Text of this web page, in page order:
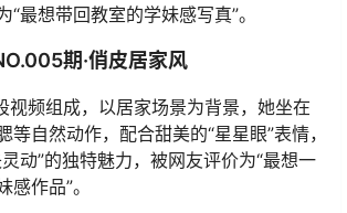
“最想带回教室的学妹感写真”。
期·俏皮居家风
视频组成，以居家场景为背景，她坐在
等自然动作，配合甜美的“星星眼”表情，
动”的独特魅力，被网友评价为“最想一
作品”。